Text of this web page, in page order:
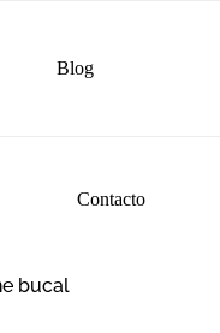
Blog
Contacto
bucal